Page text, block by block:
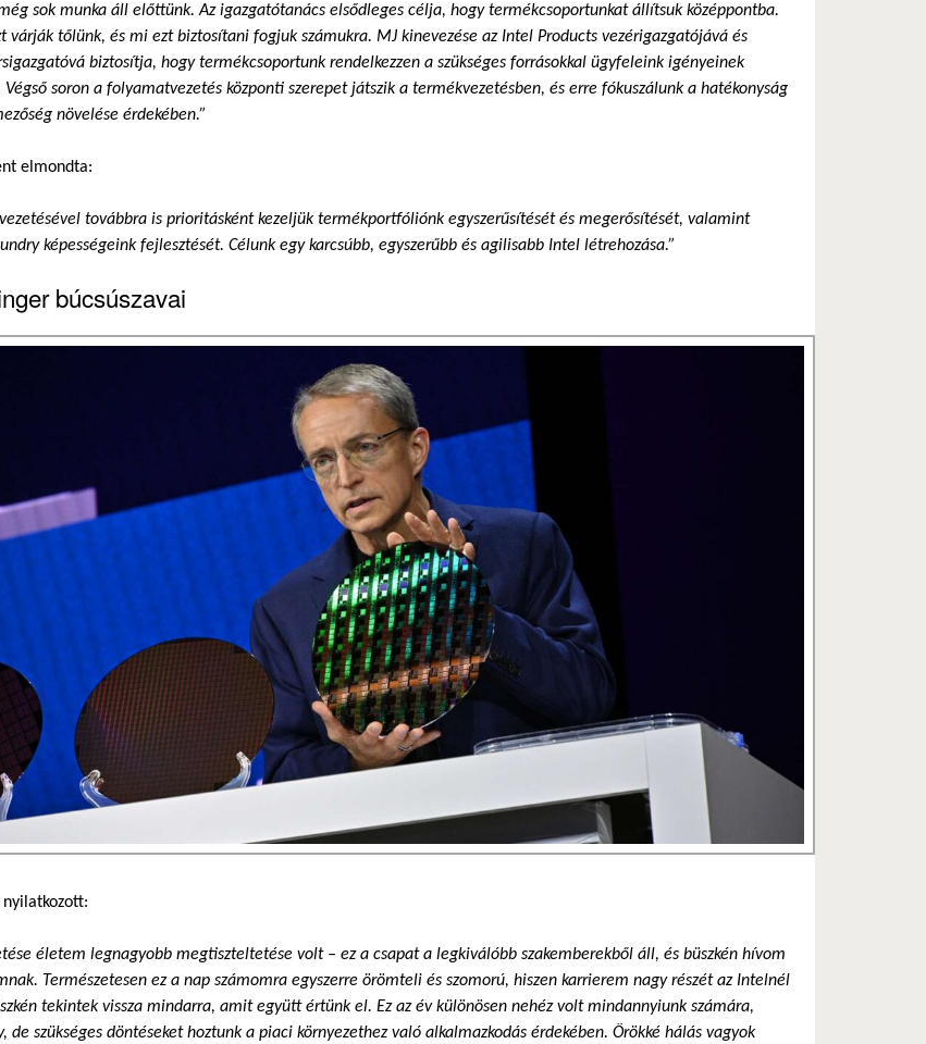
sok munka áll előttünk. Az igazgatótanács elsődleges célja, hogy termékcsoportunkat állítsuk középpontba.
várják tőlünk, és mi ezt biztosítani fogjuk számukra. MJ kinevezése az Intel Products vezérigazgatójává és
biztosítja, hogy termékcsoportunk rendelkezzen a szükséges forrásokkal ügyfeleink igényeinek
soron a folyamatvezetés központi szerepet játszik a termékvezetésben, és erre fókuszálunk a hatékonyság
növelése érdekében.”
elmondta:
továbbra is prioritásként kezeljük termékportfóliónk egyszerűsítését és megerősítését, valamint
képességeink fejlesztését. Célunk egy karcsúbb, egyszerűbb és agilisabb Intel létrehozása.”
búcsúszavai
életem legnagyobb megtiszteltetése volt – ez a csapat a legkiválóbb szakemberekből áll, és büszkén hívom
Természetesen ez a nap számomra egyszerre örömteli és szomorú, hiszen karrierem nagy részét az Intelnél
tekintek vissza mindarra, amit együtt értünk el. Ez az év különösen nehéz volt mindannyiunk számára,
de szükséges döntéseket hoztunk a piaci környezethez való alkalmazkodás érdekében. Örökké hálás vagyok